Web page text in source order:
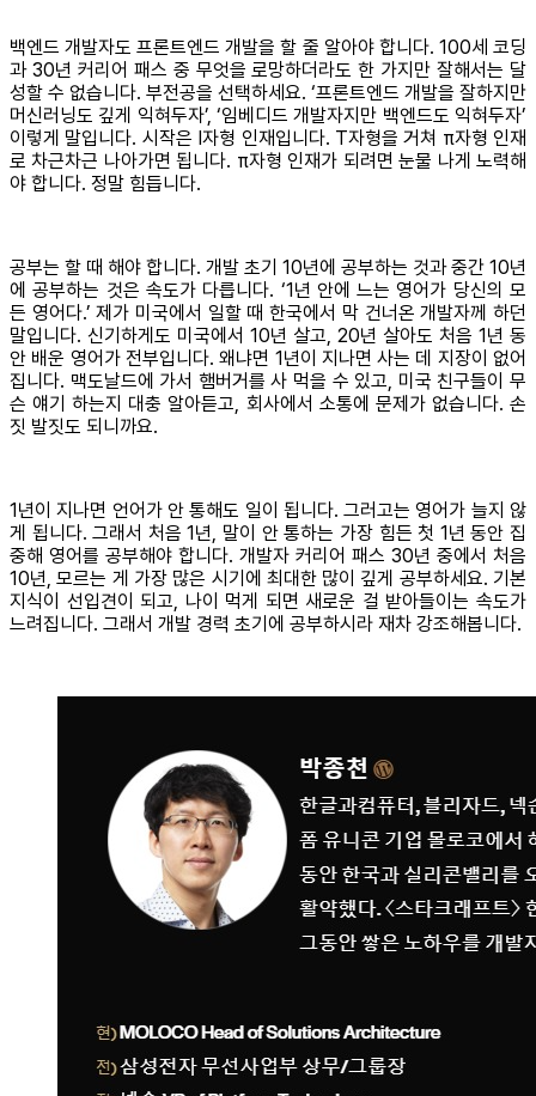
백엔드 개발자도 프론트엔드 개발을 할 줄 알아야 합니다. 100세 코딩
과 30년 커리어 패스 중 무엇을 로망하더라도 한 가지만 잘해서는 달
성할 수 없습니다. 부전공을 선택하세요. ‘프론트엔드 개발을 잘하지만
머신러닝도 깊게 익혀두자’, ‘임베디드 개발자지만 백엔드도 익혀두자’
이렇게 말입니다. 시작은 I자형 인재입니다. T자형을 거쳐 π자형 인재
로 차근차근 나아가면 됩니다. π자형 인재가 되려면 눈물 나게 노력해
야 합니다. 정말 힘듭니다.
공부는 할 때 해야 합니다. 개발 초기 10년에 공부하는 것과 중간 10년
에 공부하는 것은 속도가 다릅니다. ‘1년 안에 느는 영어가 당신의 모
든 영어다.’ 제가 미국에서 일할 때 한국에서 막 건너온 개발자께 하던
말입니다. 신기하게도 미국에서 10년 살고, 20년 살아도 처음 1년 동
안 배운 영어가 전부입니다. 왜냐면 1년이 지나면 사는 데 지장이 없어
집니다. 맥도날드에 가서 햄버거를 사 먹을 수 있고, 미국 친구들이 무
슨 얘기 하는지 대충 알아듣고, 회사에서 소통에 문제가 없습니다. 손
짓 발짓도 되니까요.
1년이 지나면 언어가 안 통해도 일이 됩니다. 그러고는 영어가 늘지 않
게 됩니다. 그래서 처음 1년, 말이 안 통하는 가장 힘든 첫 1년 동안 집
중해 영어를 공부해야 합니다. 개발자 커리어 패스 30년 중에서 처음
10년, 모르는 게 가장 많은 시기에 최대한 많이 깊게 공부하세요. 기본
지식이 선입견이 되고, 나이 먹게 되면 새로운 걸 받아들이는 속도가
느려집니다. 그래서 개발 경력 초기에 공부하시라 재차 강조해봅니다.